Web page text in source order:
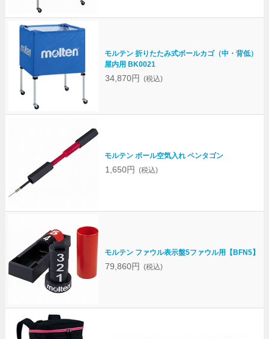
モルテン 折りたたみ式ボールカゴ（中・背低）
屋内用 BK0021
34,870円 (税込)
モルテン ボール空気入れ ペンタゴン
1,650円 (税込)
モルテン ファウル表示盤5ファウル用【BFN5】
79,860円 (税込)